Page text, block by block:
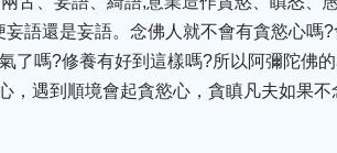
語還是妄語。念佛人就不會有貪慾心嗎?
了嗎?修養有好到這樣嗎?所以阿彌陀佛
遇到順境會起貪慾心，貪瞋凡夫如果不